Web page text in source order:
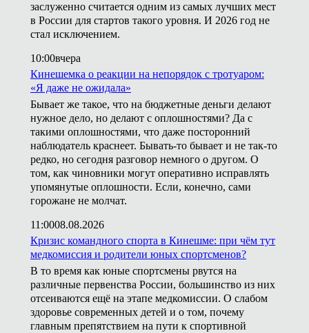
заслуженно считается одним из самых лучших мест
в России для стартов такого уровня. И 2026 год не
стал исключением.
10:00вчера
Кинешемка о реакции на непорядок с тротуаром:
«Я даже не ожидала»
Бывает же такое, что на бюджетные деньги делают
нужное дело, но делают с оплошностями? Да с
такими оплошностями, что даже посторонний
наблюдатель краснеет. Бывать-то бывает и не так-то
редко, но сегодня разговор немного о другом. О
том, как чиновники могут оперативно исправлять
упомянутые оплошности. Если, конечно, сами
горожане не молчат.
11:0008.08.2026
Кризис командного спорта в Кинешме: при чём тут
медкомиссия и родители юных спортсменов?
В то время как юные спортсмены рвутся на
различные первенства России, большинство из них
отсеиваются ещё на этапе медкомиссии. О слабом
здоровье современных детей и о том, почему
главным препятствием на пути к спортивной